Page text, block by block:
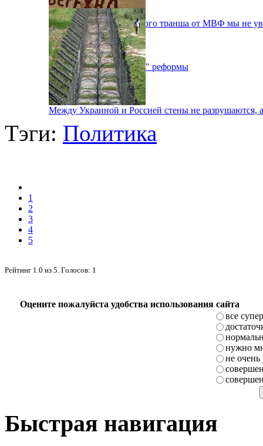
Эксперты считают: нового транша от МВФ мы не
Верховна Рада "убивает" реформы
Между Украиной и Россией стены не разрушаются, а
Тэги: Политика
1
2
3
4
5
Рейтинг 1.0 из 5 . Голосов: 1
Оцените пожалуйста удобства использования сайта
все супер
нужно
не очень
Быстрая навигация